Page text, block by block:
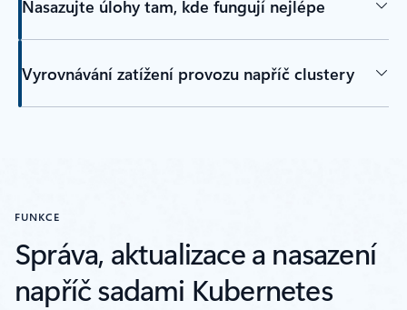
Nasazujte úlohy tam, kde fungují nejlépe
Vyrovnávání zatížení provozu napříč clustery
FUNKCE
Správa, aktualizace a nasazení
napříč sadami Kubernetes